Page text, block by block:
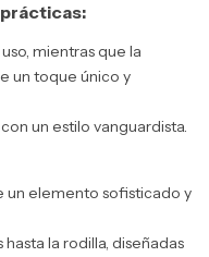
mientras que la
un toque único y
un estilo vanguardista.
un elemento sofisticado y
la rodilla, diseñadas